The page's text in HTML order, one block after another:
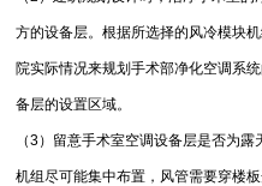
方的设备层。根据所选择的风冷模块
院实际情况来规划手术部净化空调系
备层的设置区域。
（3）留意手术室空调设备层是否为
机组尽可能集中布置，风管需要穿楼